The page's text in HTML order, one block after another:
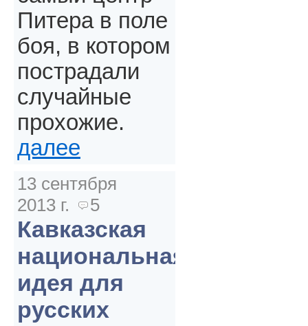
Питера в поле
боя, в котором
пострадали
случайные
прохожие.
далее
13 сентября
2013 г.
5
Кавказская
национальная
идея для
русских